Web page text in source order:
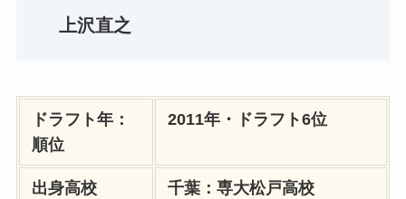
上沢直之
ドラフト年：
順位
2011年・ドラフト6位
出身高校 千葉：専大松戸高校